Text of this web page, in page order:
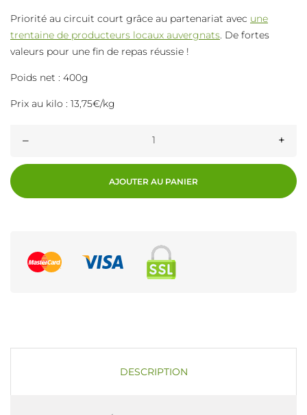
Priorité au circuit court grâce au partenariat avec une
trentaine de producteurs locaux auvergnats. De fortes
valeurs pour une fin de repas réussie !
Poids net : 400g
Prix au kilo : 13,75€/kg
– +
AJOUTER AU PANIER
DESCRIPTION